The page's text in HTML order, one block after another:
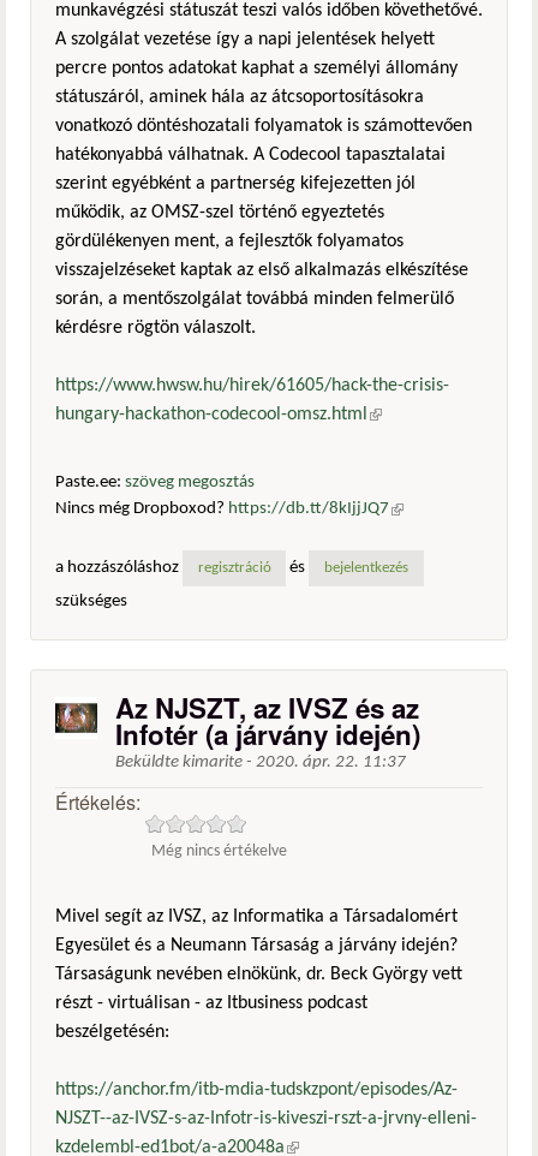
munkavégzési státuszát teszi valós időben követhetővé.
A szolgálat vezetése így a napi jelentések helyett
percre pontos adatokat kaphat a személyi állomány
státuszáról, aminek hála az átcsoportosításokra
vonatkozó döntéshozatali folyamatok is számottevően
hatékonyabbá válhatnak. A Codecool tapasztalatai
szerint egyébként a partnerség kifejezetten jól
működik, az OMSZ-szel történő egyeztetés
gördülékenyen ment, a fejlesztők folyamatos
visszajelzéseket kaptak az első alkalmazás elkészítése
során, a mentőszolgálat továbbá minden felmerülő
kérdésre rögtön válaszolt.
https://www.hwsw.hu/hirek/61605/hack-the-crisis-
hungary-hackathon-codecool-omsz.html(külső hivatkozás)
Paste.ee: szöveg megosztás
Nincs még Dropboxod? https://db.tt/8kIjjJQ7 (külső
a hozzászóláshoz
regisztráció és bejelentkezés
szükséges
Az NJSZT, az IVSZ és az
Infotér (a járvány idején)
Beküldte kimarite - 2020. ápr. 22. 11:37
Értékelés:
Még nincs értékelve
Mivel segít az IVSZ, az Informatika a Társadalomért
Egyesület és a Neumann Társaság a járvány idején?
Társaságunk nevében elnökünk, dr. Beck György vett
részt - virtuálisan - az Itbusiness podcast
beszélgetésén:
https://anchor.fm/itb-mdia-tudskzpont/episodes/Az-
NJSZT--az-IVSZ-s-az-Infotr-is-kiveszi-rszt-a-jrvny-elleni-
kzdelembl-ed1bot/a-a20048a(külső hivatkozás)